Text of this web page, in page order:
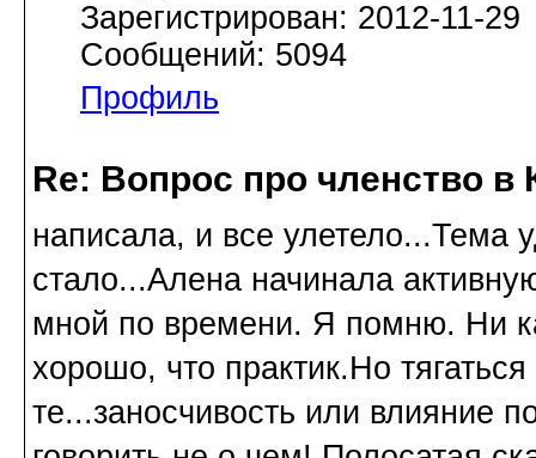
Зарегистрирован: 2012-11-29
Сообщений: 5094
Профиль
Re: Вопрос про членство в
написала, и все улетело...Тема
стало...Алена начинала
мной по времени. Я помню. Ни
хорошо, что практик.Но
те...заносчивость или влияние